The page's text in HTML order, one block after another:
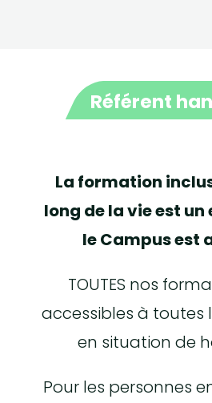
Référent
La formation
long de la vie est un
le Campus est
TOUTES nos
accessibles à toutes
en situation de
Pour les personnes